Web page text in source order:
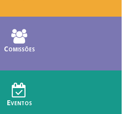
Comissões
Eventos